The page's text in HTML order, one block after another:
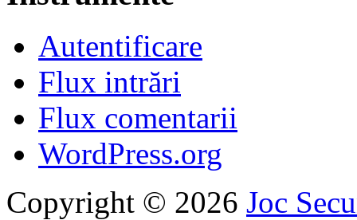
Autentificare
Flux intrări
Flux comentarii
WordPress.org
Copyright © 2026 Joc